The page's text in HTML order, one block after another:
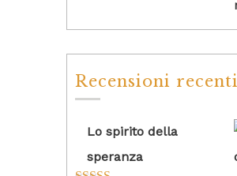
Recensioni recenti
Lo spirito della
speranza